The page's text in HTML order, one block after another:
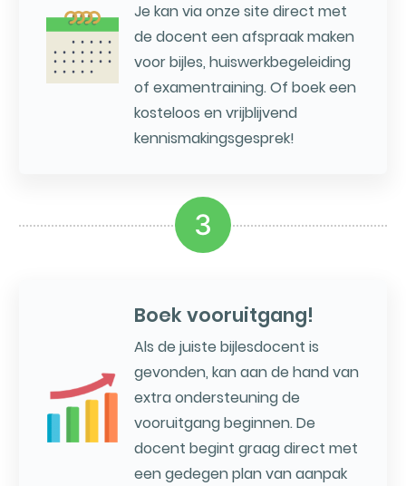
Je kan via onze site direct met
de docent een afspraak maken
voor bijles, huiswerkbegeleiding
of examentraining. Of boek een
kosteloos en vrijblijvend
kennismakingsgesprek!
3
Boek vooruitgang!
Als de juiste bijlesdocent is
gevonden, kan aan de hand van
extra ondersteuning de
vooruitgang beginnen. De
docent begint graag direct met
een gedegen plan van aanpak